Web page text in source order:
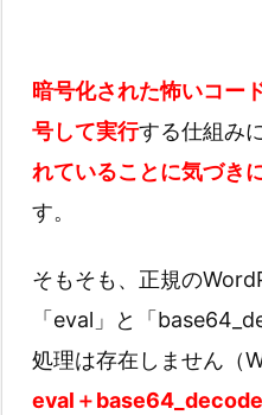
暗号化された怖いコ
号して実行する仕組み
れていることに気づき
す。
そもそも、正規の
「eval」と「
処理は存在しません（
eval＋